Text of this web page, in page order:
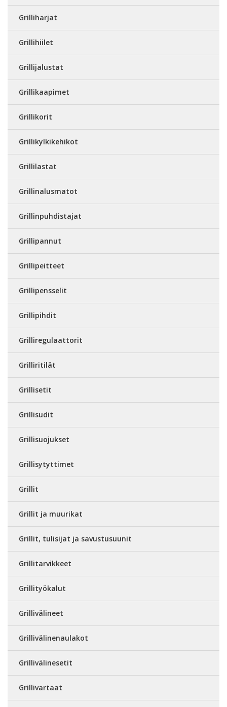
Grilliharjat
Grillihiilet
Grillijalustat
Grillikaapimet
Grillikorit
Grillikylkikehikot
Grillilastat
Grillinalusmatot
Grillinpuhdistajat
Grillipannut
Grillipeitteet
Grillipensselit
Grillipihdit
Grilliregulaattorit
Grilliritilät
Grillisetit
Grillisudit
Grillisuojukset
Grillisytyttimet
Grillit
Grillit ja muurikat
Grillit, tulisijat ja savustusuunit
Grillitarvikkeet
Grillityökalut
Grillivälineet
Grillivälinenaulakot
Grillivälinesetit
Grillivartaat